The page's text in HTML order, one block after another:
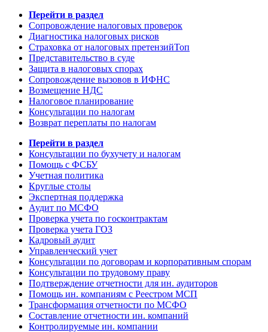
Перейти в раздел
Сопровождение налоговых проверок
Диагностика налоговых рисков
Страховка от налоговых претензийТоп
Представительство в суде
Защита в налоговых спорах
Сопровождение вызовов в ИФНС
Возмещение НДС
Налоговое планирование
Консультации по налогам
Возврат переплаты по налогам
Перейти в раздел
Консультации по бухучету и налогам
Помощь с ФСБУ
Учетная политика
Круглые столы
Экспертная поддержка
Аудит по МСФО
Проверка учета по госконтрактам
Проверка учета ГОЗ
Кадровый аудит
Управленческий учет
Консультации по договорам и корпоративным спорам
Консультации по трудовому праву
Подтверждение отчетности для ин. аудиторов
Помощь ин. компаниям с Реестром МСП
Трансформация отчетности по МСФО
Составление отчетности ин. компаний
Контролируемые ин. компании